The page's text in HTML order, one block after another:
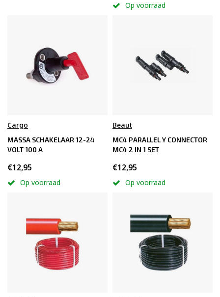
Op voorraad
Cargo
MASSA SCHAKELAAR 12-24
VOLT 100 A
€12,95
Op voorraad
Beaut
MC4 PARALLEL Y CONNECTOR
MC4 2 IN 1 SET
€12,95
Op voorraad